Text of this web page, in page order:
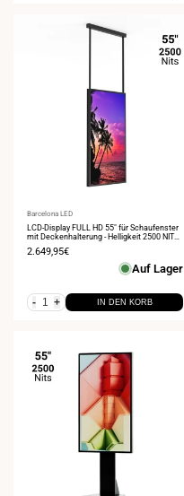
Anbieter:
Barcelona LED
LCD-Display FULL HD 55" für Schaufenster
mit Deckenhalterung - Helligkeit 2500 NITS -
Verkaufspreis
2.649,95€
Auf Lager
- + IN DEN KORB